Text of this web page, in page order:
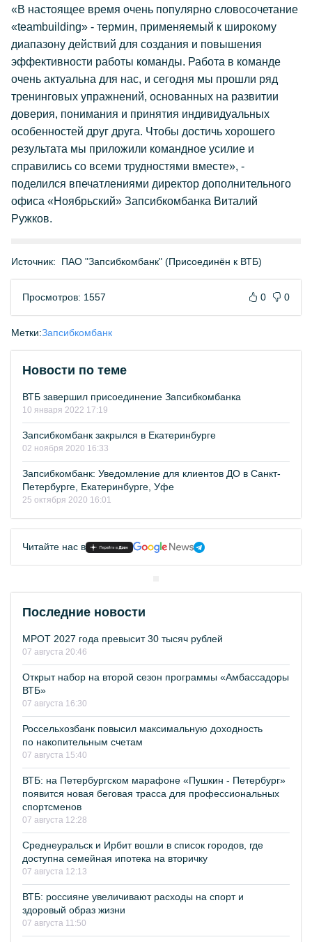
«В настоящее время очень популярно словосочетание
«teambuilding» - термин, применяемый к широкому
диапазону действий для создания и повышения
эффективности работы команды. Работа в команде
очень актуальна для нас, и сегодня мы прошли ряд
тренинговых упражнений, основанных на развитии
доверия, понимания и принятия индивидуальных
особенностей друг друга. Чтобы достичь хорошего
результата мы приложили командное усилие и
справились со всеми трудностями вместе», -
поделился впечатлениями директор дополнительного
офиса «Ноябрьский» Запсибкомбанка Виталий
Ружков.
Источник: ПАО "Запсибкомбанк" (Присоединён к ВТБ)
Просмотров: 1557 0 0
Метки:Запсибкомбанк
Новости по теме
ВТБ завершил присоединение Запсибкомбанка
10 января 2022 17:19
Запсибкомбанк закрылся в Екатеринбурге
02 ноября 2020 16:33
Запсибкомбанк: Уведомление для клиентов ДО в Санкт-
Петербурге, Екатеринбурге, Уфе
25 октября 2020 16:01
Читайте нас в
Последние новости
МРОТ 2027 года превысит 30 тысяч рублей
07 августа 20:46
Открыт набор на второй сезон программы «Амбассадоры
ВТБ»
07 августа 16:30
Россельхозбанк повысил максимальную доходность
по накопительным счетам
07 августа 15:40
ВТБ: на Петербургском марафоне «Пушкин - Петербург»
появится новая беговая трасса для профессиональных
спортсменов
07 августа 12:28
Среднеуральск и Ирбит вошли в список городов, где
доступна семейная ипотека на вторичку
07 августа 12:13
ВТБ: россияне увеличивают расходы на спорт и
здоровый образ жизни
07 августа 11:50